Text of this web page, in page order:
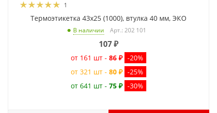
1
Термоэтикетка 43x25 (1000), втулка 40 мм, ЭКО
В наличии Арт.: 202 101
107₽
от 161 шт - 86 ₽ -20%
от 321 шт - 80 ₽ -25%
от 641 шт - 75 ₽ -30%